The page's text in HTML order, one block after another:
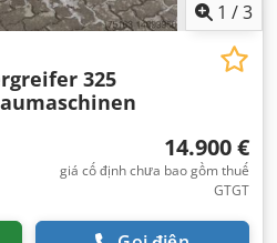
1 /3
325
14.900 €
giá cố định chưa bao gồm thuế
GTGT